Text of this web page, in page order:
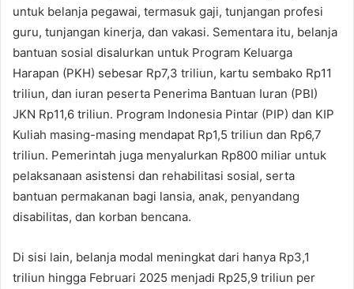
untuk belanja pegawai, termasuk gaji, tunjangan profesi
guru, tunjangan kinerja, dan vakasi. Sementara itu, belanja
bantuan sosial disalurkan untuk Program Keluarga
Harapan (PKH) sebesar Rp7,3 triliun, kartu sembako Rp11
triliun, dan iuran peserta Penerima Bantuan Iuran (PBI)
JKN Rp11,6 triliun. Program Indonesia Pintar (PIP) dan KIP
Kuliah masing-masing mendapat Rp1,5 triliun dan Rp6,7
triliun. Pemerintah juga menyalurkan Rp800 miliar untuk
pelaksanaan asistensi dan rehabilitasi sosial, serta
bantuan permakanan bagi lansia, anak, penyandang
disabilitas, dan korban bencana.
Di sisi lain, belanja modal meningkat dari hanya Rp3,1
triliun hingga Februari 2025 menjadi Rp25,9 triliun per